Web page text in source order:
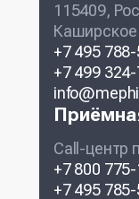
115409,
+7 495
+7 499
Call-центр
+7 800 775-
+7 495